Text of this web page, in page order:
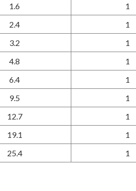
1.6 1
2.4 1
3.2 1
4.8 1
6.4 1
9.5 1
12.7 1
19.1 1
25.4 1